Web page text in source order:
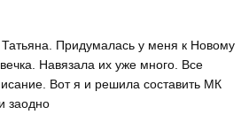
Татьяна. Придумалась у меня к Новому
Навязала их уже много. Все
Вот я и решила составить МК
заодно